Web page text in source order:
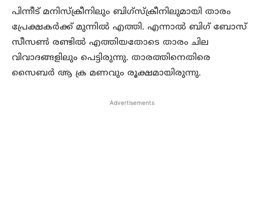
പിന്നീട് മനിസ്‌ക്രീനിലും ബിഗ്‌സ്‌ക്രീനിലുമായി താരം
പ്രേക്ഷകർക്ക് മുന്നിൽ എത്തി. എന്നാൽ ബിഗ് ബോസ്
സീസൺ രണ്ടിൽ എത്തിയതോടെ താരം ചില
വിവാദങ്ങളിലും പെട്ടിരുന്നു. താരത്തിനെതിരെ
സൈബർ ആ ക്ര മണവും രൂക്ഷമായിരുന്നു.
Advertisements